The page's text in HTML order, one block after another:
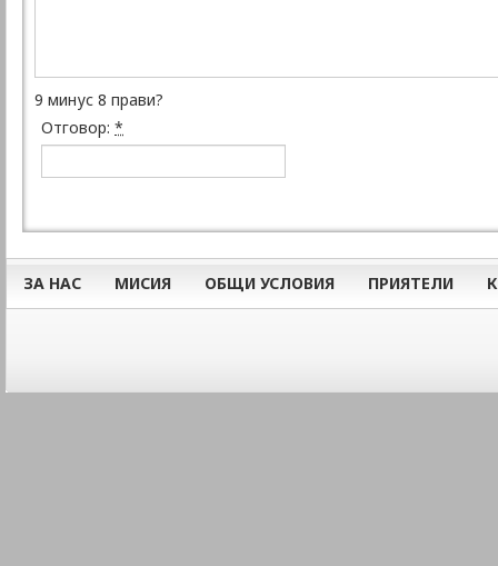
9 минус 8 прави?
Отговор: *
ЗА НАС МИСИЯ ОБЩИ УСЛОВИЯ ПРИЯТЕЛИ